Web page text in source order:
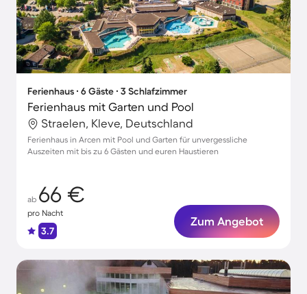
Ferienhaus ∙ 6 Gäste ∙ 3 Schlafzimmer
Ferienhaus mit Garten und Pool
Straelen, Kleve, Deutschland
Ferienhaus in Arcen mit Pool und Garten für unvergessliche
Auszeiten mit bis zu 6 Gästen und euren Haustieren
ab 66 €
pro Nacht
3.7
Zum Angebot